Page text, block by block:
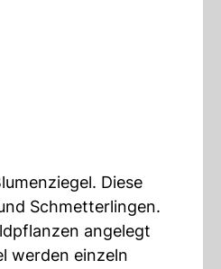
Diese
Schmetterlingen.
angelegt
werden einzeln